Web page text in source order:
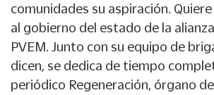
comunidades su aspiración.
al gobierno del estado de la
PVEM. Junto con su equipo de
dicen, se dedica de tiempo
periódico Regeneración, órgano